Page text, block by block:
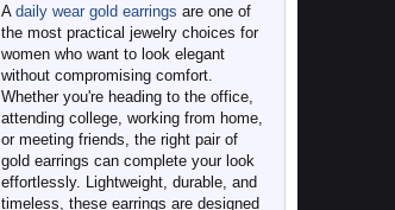
A daily wear gold earrings are one of
the most practical jewelry choices for
women who want to look elegant
without compromising comfort.
Whether you're heading to the office,
attending college, working from home,
or meeting friends, the right pair of
gold earrings can complete your look
effortlessly. Lightweight, durable, and
timeless, these earrings are designed